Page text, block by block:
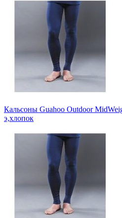
Кальсоны Guahoo Outdoor
э,хлопок